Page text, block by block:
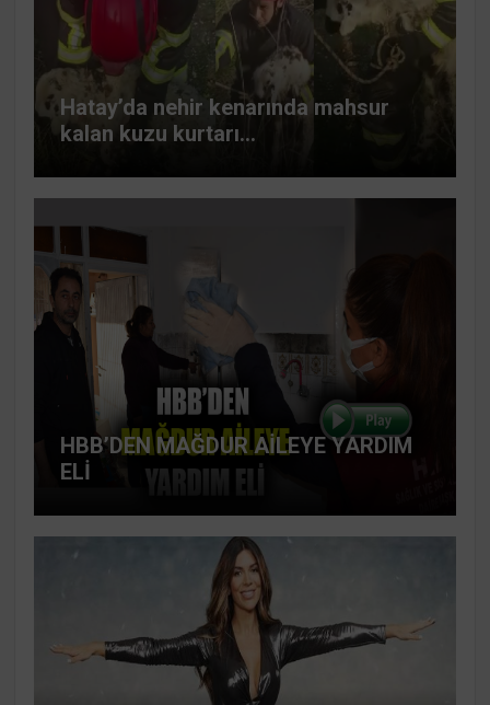
Hatay’da nehir kenarında mahsur
kalan kuzu kurtarı...
HBB’DEN MAĞDUR AİLEYE YARDIM
ELİ